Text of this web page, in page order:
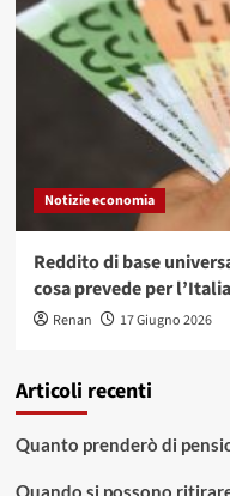
Notizie economia
Reddito di base
cosa prevede per l’Italia
Renan 17 Giugno 2026
Articoli recenti
Quanto prenderò di
Quando si possono